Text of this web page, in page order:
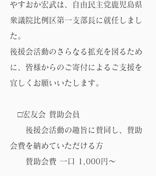
やすおか宏武は、自由民主党鹿児島県
衆議院比例区第一支部長に就任しまし
た。
後援会活動のさらなる拡充を図るため
に、皆様からのご寄付によるご支援を
宜しくお願いいたします。
□宏友会 賛助会員
後援会活動の趣旨に賛同し、賛助
会費を納めていただける方
賛助会費 一口 1,000円～